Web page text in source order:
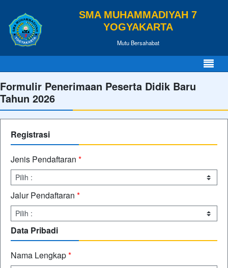
SMA MUHAMMADIYAH 7
YOGYAKARTA
Mutu Bersahabat
Formulir Penerimaan Peserta Didik Baru
Tahun 2026
Registrasi
Jenis Pendaftaran *
Jalur Pendaftaran *
Data Pribadi
Nama Lengkap*